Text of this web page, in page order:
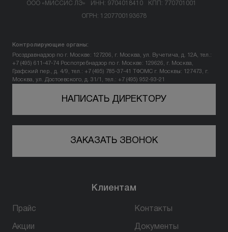
ООО «МИССИС ЛЭ» ИНН: 9704018410 КПП: 770701001
ОГРН: 1207700193678
Контролирующие органы:
Росздравнадзор по г. Москве: 127206, г. Москва, ул. Вучетича, д. 12А, тел.:
+7 (495) 611-47-74 Роспотребнадзор по г. Москве: 129626, г. Москва,
Графский пер., д. 4/9, тел.: +7 (495) 785-37-41
ТФОМС г. Москвы: 127473, г.
Москва, ул. Достоевского, д. 31/1, тел.: +7 (495) 952-93-21
НАПИСАТЬ ДИРЕКТОРУ
ЗАКАЗАТЬ ЗВОНОК
Клиентам
Прайс
Акции
Контакты
Документы